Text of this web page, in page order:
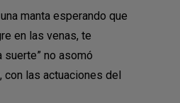
manta esperando que
en las venas, te
no asomó
las actuaciones del